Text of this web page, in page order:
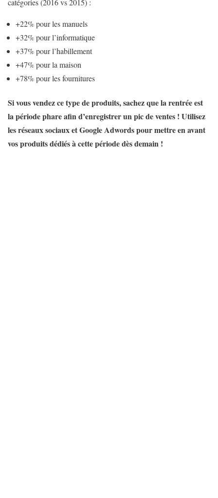
catégories (2016 vs 2015) :
+22% pour les manuels
+32% pour l’informatique
+37% pour l’habillement
+47% pour la maison
+78% pour les fournitures
Si vous vendez ce type de produits, sachez que la rentrée est
la période phare afin d’enregistrer un pic de ventes ! Utilisez
les réseaux sociaux et Google Adwords pour mettre en avant
vos produits dédiés à cette période dès demain !